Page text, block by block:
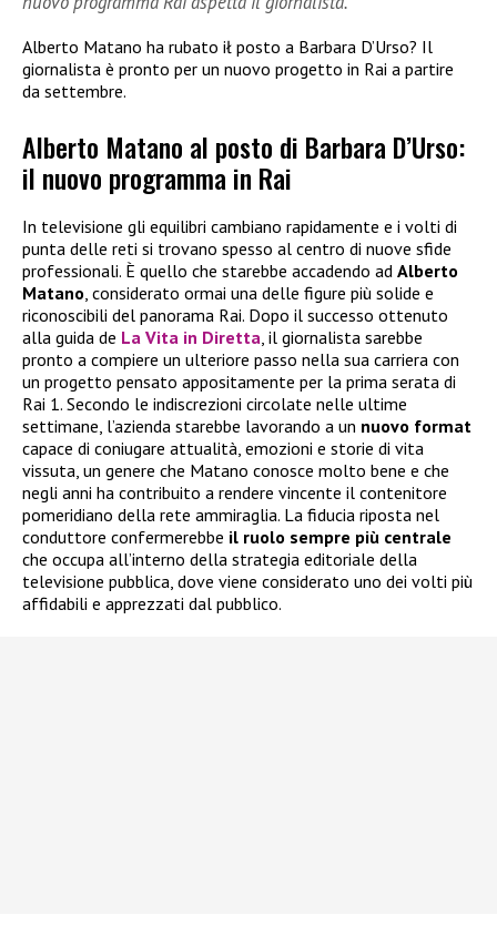
Alberto Matano ha rubato ił posto a Barbara D’Urso? Il
giornalista è pronto per un nuovo progetto in Rai a partire
da settembre.
Alberto Matano al posto di Barbara D’Urso:
il nuovo programma in Rai
In televisione gli equilibri cambiano rapidamente e i volti di
punta delle reti si trovano spesso al centro di nuove sfide
professionali. È quello che starebbe accadendo ad Alberto
Matano, considerato ormai una delle figure più solide e
riconoscibili del panorama Rai. Dopo il successo ottenuto
alla guida de La Vita in Diretta, il giornalista sarebbe
pronto a compiere un ulteriore passo nella sua carriera con
un progetto pensato appositamente per la prima serata di
Rai 1. Secondo le indiscrezioni circolate nelle ultime
settimane, l’azienda starebbe lavorando a un nuovo format
capace di coniugare attualità, emozioni e storie di vita
vissuta, un genere che Matano conosce molto bene e che
negli anni ha contribuito a rendere vincente il contenitore
pomeridiano della rete ammiraglia. La fiducia riposta nel
conduttore confermerebbe il ruolo sempre più centrale
che occupa all’interno della strategia editoriale della
televisione pubblica, dove viene considerato uno dei volti più
affidabili e apprezzati dal pubblico.